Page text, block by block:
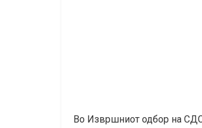
Во Извршниот одбор на